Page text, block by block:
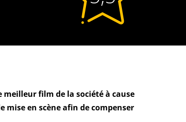
meilleur film de la société à cause
mise en scène afin de compenser